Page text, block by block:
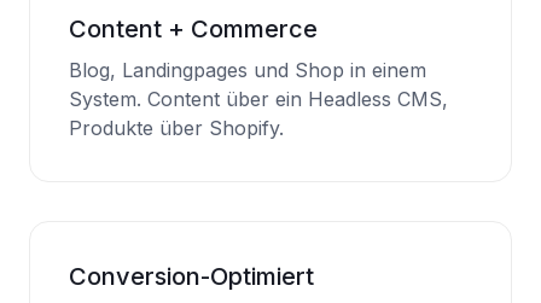
Content + Commerce
Blog, Landingpages und Shop in einem
System. Content über ein Headless CMS,
Produkte über Shopify.
Conversion-Optimiert